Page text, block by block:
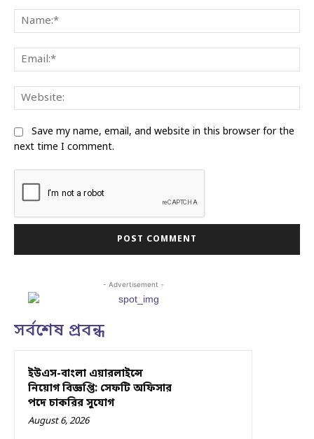
Save my name, email, and website in this browser for the
next time I comment.
- Advertisement -
সর্বশেষ প্রবন্ধ
ইউএস-বাংলা এয়ারলাইন্সে
নিয়োগ বিজ্ঞপ্তি: সেফটি অফিসার
পদে চাকরির সুযোগ
August 6, 2026